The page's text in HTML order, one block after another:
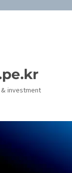
investment